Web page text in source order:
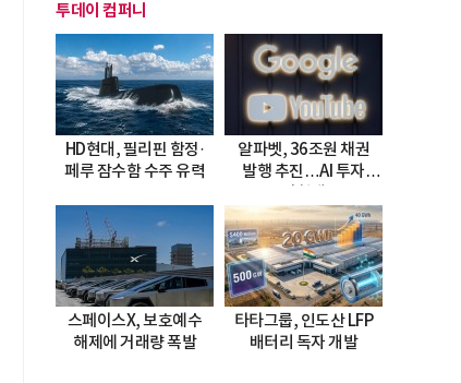
투데이 컴퍼니
HD현대, 필리핀 함정·
페루 잠수함 수주 유력
알파벳, 36조원 채권
발행 추진…AI 투자
스페이스X, 보호예수
해제에 거래량 폭발
타타그룹, 인도산 LFP
배터리 독자 개발